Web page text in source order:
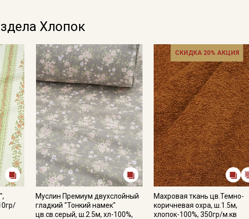
Хлопок
Муслин Премиум двухслойный
гладкий "Тонкий намек"
цв.св.серый, ш.2.5м, хл-100%,
СКИДКА 20% АКЦИЯ
Махровая ткань цв.Темно-
коричневая охра, ш.1.5м,
хлопок-100%, 350гр/м.кв